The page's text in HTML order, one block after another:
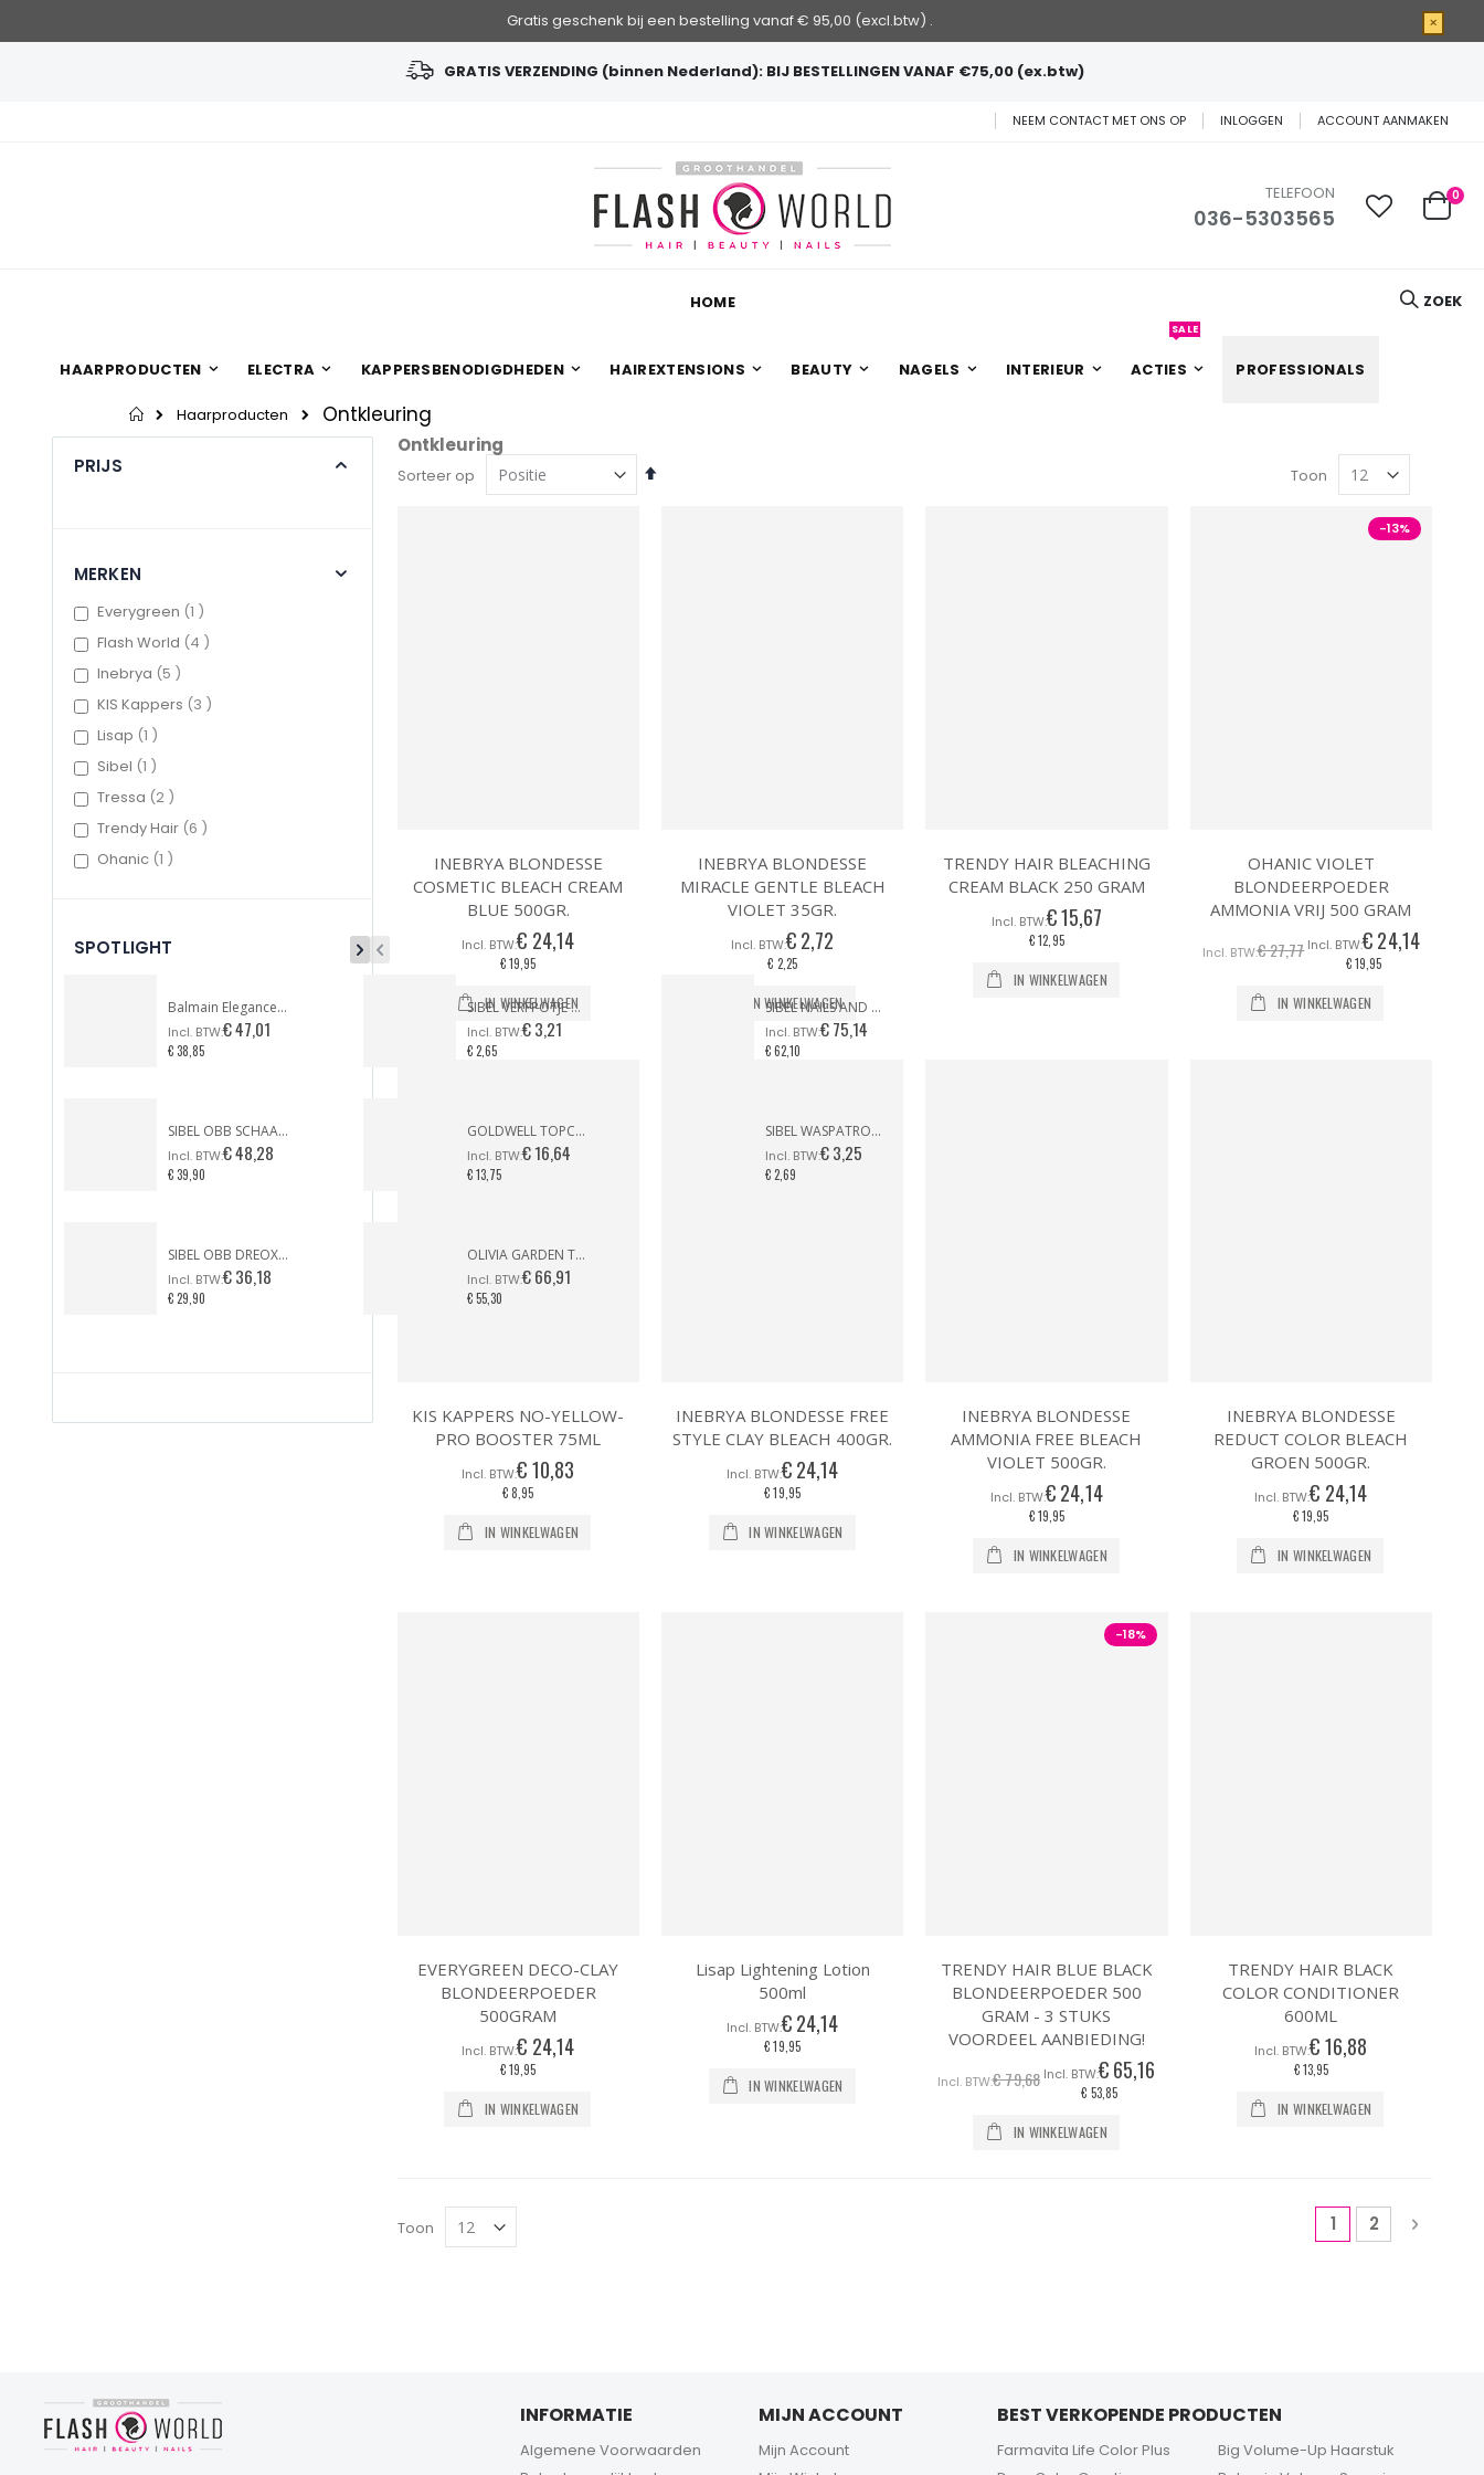
Gratis geschenk bij een bestelling vanaf € 95,00 (excl.btw) . ×
GRATIS VERZENDING (binnen Nederland): BIJ BESTELLINGEN VANAF €75,00 (ex.btw)
NEEM CONTACT MET ONS OP INLOGGEN ACCOUNT AANMAKEN
TELEFOON
036-5303565
ZOEK
Cart
0
HOME
HAARPRODUCTEN ELECTRA KAPPERSBENODIGDHEDEN HAIREXTENSIONS BEAUTY NAGELS INTERIEUR ACTIES
SALE
PROFESSIONALS
Home
Haarproducten Ontkleuring
Ontkleuring
Sorteer op
Van
Toon
INEBRYA BLONDESSE
COSMETIC BLEACH CREAM
BLUE 500GR.
€ 24,14
€ 19,95
IN WINKELWAGEN
INEBRYA BLONDESSE
MIRACLE GENTLE BLEACH
VIOLET 35GR.
€ 2,72
€ 2,25
IN WINKELWAGEN
TRENDY HAIR BLEACHING
CREAM BLACK 250 GRAM
€ 15,67
€ 12,95
IN WINKELWAGEN
-13%
OHANIC VIOLET
BLONDEERPOEDER
AMMONIA VRIJ 500 GRAM
€ 27,77
Speciale
prijs
€ 24,14
€ 19,95
IN WINKELWAGEN
KIS KAPPERS NO-YELLOW-
PRO BOOSTER 75ML
€ 10,83
€ 8,95
IN WINKELWAGEN
INEBRYA BLONDESSE FREE
STYLE CLAY BLEACH 400GR.
€ 24,14
€ 19,95
IN WINKELWAGEN
INEBRYA BLONDESSE
AMMONIA FREE BLEACH
VIOLET 500GR.
€ 24,14
€ 19,95
IN WINKELWAGEN
INEBRYA BLONDESSE
REDUCT COLOR BLEACH
GROEN 500GR.
€ 24,14
€ 19,95
IN WINKELWAGEN
EVERYGREEN DECO-CLAY
BLONDEERPOEDER
500GRAM
€ 24,14
€ 19,95
IN WINKELWAGEN
Lisap Lightening Lotion
500ml
€ 24,14
€ 19,95
IN WINKELWAGEN
-18%
TRENDY HAIR BLUE BLACK
BLONDEERPOEDER 500
GRAM - 3 STUKS
VOORDEEL AANBIEDING!
€ 79,68
Speciale
prijs
€ 65,16
€ 53,85
IN WINKELWAGEN
TRENDY HAIR BLACK
COLOR CONDITIONER
600ML
€ 16,88
€ 13,95
IN WINKELWAGEN
Pagina
U lees
1 Pagina
2 Pagina
Toon
PRIJS
MERKEN
Everygreen 1 item
Flash World 4 items
Inebrya 5 items
KIS Kappers 3 items
Lisap 1 item
Sibel 1 item
Tressa 2 items
Trendy Hair 6 items
Ohanic 1 item
SPOTLIGHT
Balmain Elegance Paris / DARK ESPRESSO
€ 47,01
€ 38,85
SIBEL OBB SCHAAR OFFSET FROSTED BRIGHTS LILAC LIMITED EDITION
€ 48,28
€ 39,90
SIBEL OBB DREOX FÖHN PURPLE TONIC LIMITED EDITION
€ 36,18
€ 29,90
SIBEL VERFPOTJE MET HANDVAT ZWART
€ 3,21
€ 2,65
GOLDWELL TOPCHIC COMPACT TUBE 60ml KLEUR 10N
€ 16,64
€ 13,75
OLIVIA GARDEN THINK PINK NANOTHERMIC BORSTEL SET (4 STUKS)
€ 66,91
€ 55,30
SIBEL NAILS AND MORE ZEBRA CASE
€ 75,14
€ 62,10
SIBEL WASPATROON BREDE KOP GEZICHT & LICHAAM
€ 3,25
€ 2,69
INFORMATIE
Algemene Voorwaarden
MIJN ACCOUNT
Mijn Account
BEST VERKOPENDE PRODUCTEN
Farmavita Life Color Plus
Big Volume-Up Haarstuk